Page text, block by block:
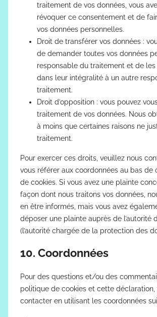
traitement de vos données, vous
révoquer ce consentement et de
vos données personnelles.
Droit de transférer vos données :
de demander toutes vos données
responsable du traitement et de
dans leur intégralité à un autre
traitement.
Droit d’opposition : vous pouvez
traitement de vos données. Nous
à moins que certaines raisons ne
traitement.
Pour exercer ces droits, veuillez nous
vous référer aux coordonnées au bas de
de cookies. Si vous avez une plainte
façon dont nous traitons vos données,
en être informés, mais vous avez
déposer une plainte auprès de l’autorité
(l’autorité chargée de la protection des
10. Coordonnées
Pour des questions et/ou des
politique de cookies et cette déclaration,
contacter en utilisant les coordonnées